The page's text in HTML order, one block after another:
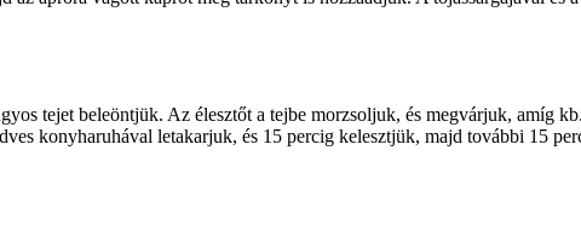
tejet beleöntjük. Az élesztőt a tejbe morzsoljuk, és megvárjuk, amíg
konyharuhával letakarjuk, és 15 percig kelesztjük, majd további 15